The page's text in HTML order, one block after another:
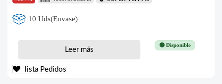
10 Uds(Envase)
🟢 Disponible
Leer más
lista Pedidos